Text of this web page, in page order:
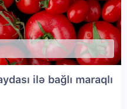
ilə bağlı maraqlı